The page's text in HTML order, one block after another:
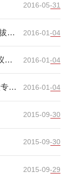
2016-05-31
河
2016-01-04
式
2016-01-04
班
2016-01-04
2015-09-30
2015-09-30
2015-09-29